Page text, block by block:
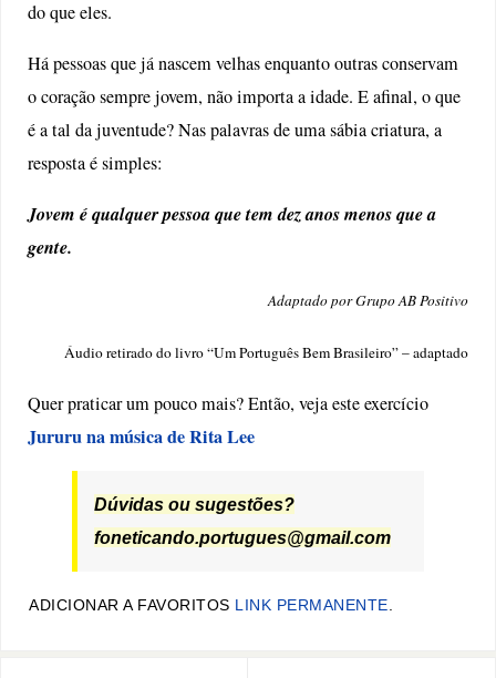
do que eles.
Há pessoas que já nascem velhas enquanto outras conservam
o coração sempre jovem, não importa a idade. E afinal, o que
é a tal da juventude? Nas palavras de uma sábia criatura, a
resposta é simples:
Jovem é qualquer pessoa que tem dez anos menos que a
gente.
Adaptado por Grupo AB Positivo
Áudio retirado do livro “Um Português Bem Brasileiro” – adaptado
Quer praticar um pouco mais? Então, veja este exercício
Jururu na música de Rita Lee
Dúvidas ou sugestões?
foneticando.portugues@gmail.com
ADICIONAR A FAVORITOS LINK PERMANENTE.